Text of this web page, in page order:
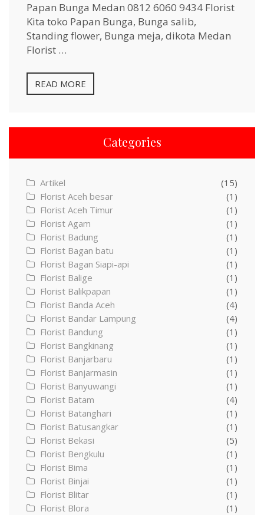
Papan Bunga Medan 0812 6060 9434 Florist
Kita toko Papan Bunga, Bunga salib,
Standing flower, Bunga meja, dikota Medan
Florist …
READ MORE
Categories
Artikel
(15)
Florist Aceh besar
(1)
Florist Aceh Timur
(1)
Florist Agam
(1)
Florist Badung
(1)
Florist Bagan batu
(1)
Florist Bagan Siapi-api
(1)
Florist Balige
(1)
Florist Balikpapan
(1)
Florist Banda Aceh
(4)
Florist Bandar Lampung
(4)
Florist Bandung
(1)
Florist Bangkinang
(1)
Florist Banjarbaru
(1)
Florist Banjarmasin
(1)
Florist Banyuwangi
(1)
Florist Batam
(4)
Florist Batanghari
(1)
Florist Batusangkar
(1)
Florist Bekasi
(5)
Florist Bengkulu
(1)
Florist Bima
(1)
Florist Binjai
(1)
Florist Blitar
(1)
Florist Blora
(1)